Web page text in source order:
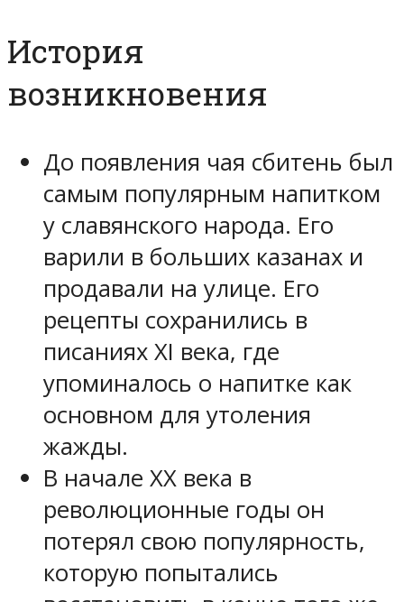
История
возникновения
До появления чая сбитень был
самым популярным напитком
у славянского народа. Его
варили в больших казанах и
продавали на улице. Его
рецепты сохранились в
писаниях XI века, где
упоминалось о напитке как
основном для утоления
жажды.
В начале XX века в
революционные годы он
потерял свою популярность,
которую попытались